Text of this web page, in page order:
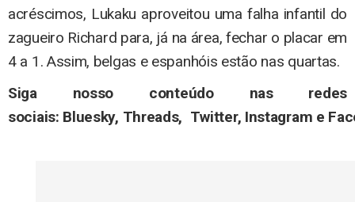
acréscimos, Lukaku aproveitou uma falha infantil do
zagueiro Richard para, já na área, fechar o placar em
4 a 1. Assim, belgas e espanhóis estão nas quartas.
Siga nosso conteúdo nas redes
sociais: Bluesky, Threads, Twitter, Instagram e